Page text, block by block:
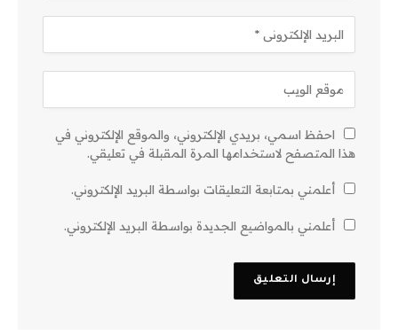
احفظ اسمي، بريدي الإلكتروني، والموقع الإلكتروني في
هذا المتصفح لاستخدامها المرة المقبلة في تعليقي.
أعلمني بمتابعة التعليقات بواسطة البريد الإلكتروني.
أعلمني بالمواضيع الجديدة بواسطة البريد الإلكتروني.